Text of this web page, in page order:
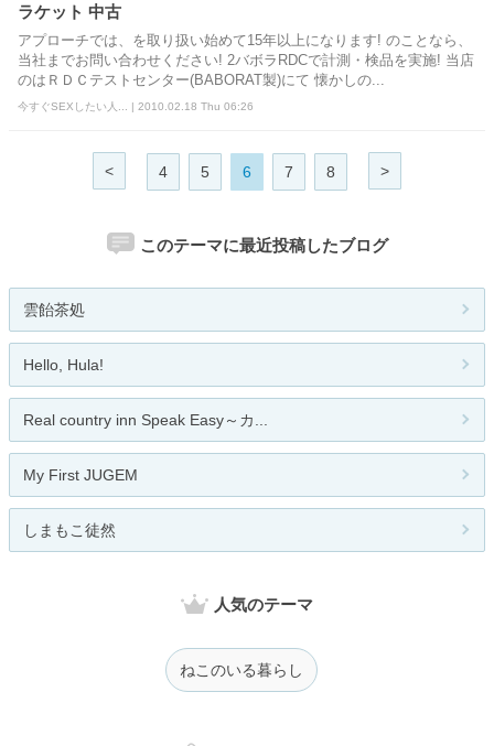
ラケット 中古
アプローチでは、を取り扱い始めて15年以上になります! のことなら、
当社までお問い合わせください! 2バボラRDCで計測・検品を実施! 当店
のはＲＤＣテストセンター(BABORAT製)にて 懐かしの...
今すぐSEXしたい人... | 2010.02.18 Thu 06:26
< 4 5 6 7 8 >
このテーマに最近投稿したブログ
雲飴茶処
Hello, Hula!
Real country inn Speak Easy～カ...
My First JUGEM
しまもこ徒然
人気のテーマ
ねこのいる暮らし